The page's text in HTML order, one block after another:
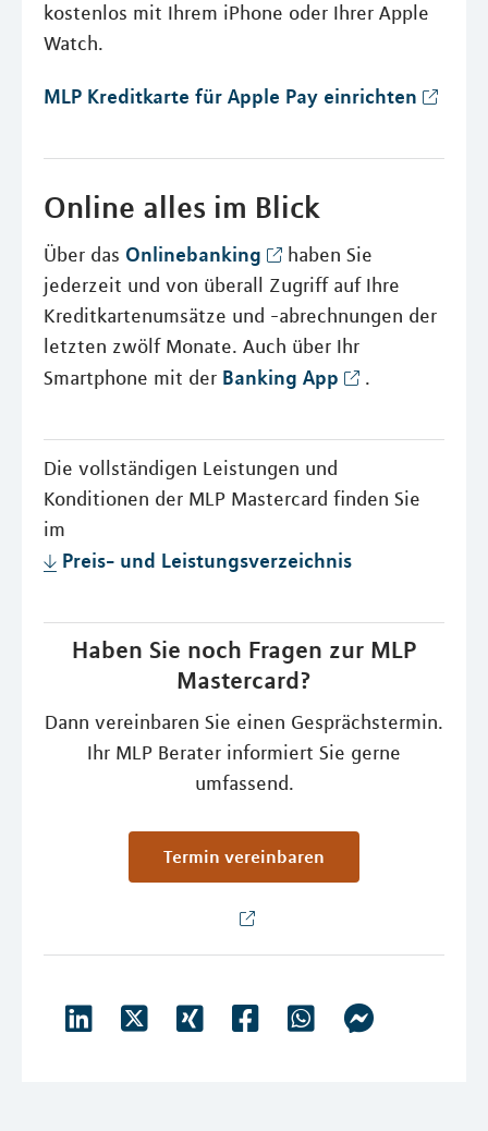
kostenlos mit Ihrem iPhone oder Ihrer Apple
Watch.
MLP Kreditkarte für Apple Pay einrichten
Online alles im Blick
Über das Onlinebanking
haben Sie
jederzeit und von überall Zugriff auf Ihre
Kreditkartenumsätze und -abrechnungen der
letzten zwölf Monate. Auch über Ihr
Smartphone mit der Banking App .
Die vollständigen Leistungen und
Konditionen der MLP Mastercard finden Sie
im
Preis- und Leistungsverzeichnis
Haben Sie noch Fragen zur MLP
Mastercard?
Dann vereinbaren Sie einen Gesprächstermin.
Ihr MLP Berater informiert Sie gerne
umfassend.
Termin vereinbaren